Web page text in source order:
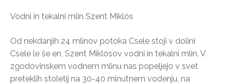
Vodni in tekalni mlin Szent Miklós
Od nekdanjih 24 mlinov potoka Csele stoji v dolini
Csele le še en, Szent Miklósov vodni in tekalni mlin. V
zgodovinskem vodnem mlinu nas popeljejo v svet
preteklih stoletij na 30-40 minutnem vodenju, na